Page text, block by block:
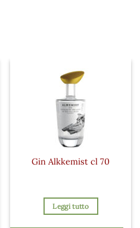
Gin Alkkemist cl 70
Leggi tutto